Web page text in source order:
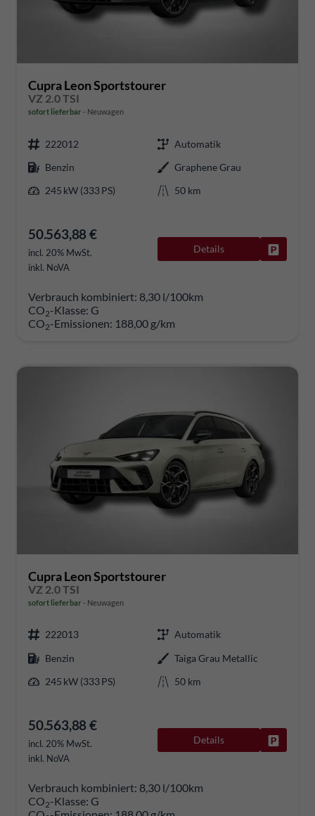
Cupra Leon Sportstourer
VZ 2.0 TSI
sofort lieferbar Neuwagen
222012
Automatik
Benzin
Graphene Grau
245 kW (333 PS)
50 km
50.563,88 €
incl. 20% MwSt.
inkl. NoVA
Details
Verbrauch kombiniert: 8,30 l/100km
CO2-Klasse: G
CO2-Emissionen: 188,00 g/km
Cupra Leon Sportstourer
VZ 2.0 TSI
sofort lieferbar Neuwagen
222013
Automatik
Benzin
Taiga Grau Metallic
245 kW (333 PS)
50 km
50.563,88 €
incl. 20% MwSt.
inkl. NoVA
Details
Verbrauch kombiniert: 8,30 l/100km
CO2-Klasse: G